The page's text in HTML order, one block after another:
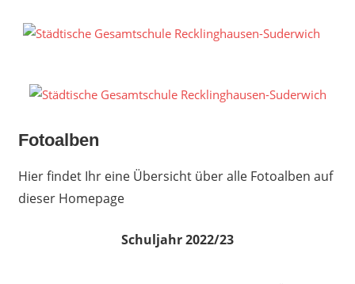
Inhalt
Fotoalben
Hier findet Ihr eine Übersicht über alle Fotoalben auf
dieser Homepage
Schuljahr 2022/23